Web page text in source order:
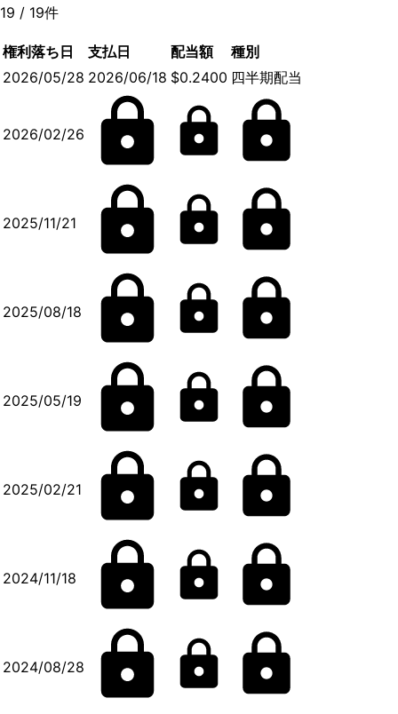
19 / 19件
権利落ち日 支払日 配当額
種別
2026/05/28 2026/06/18 $0.2400 四半期配当
2026/02/26
2025/11/21
2025/08/18
2025/05/19
2025/02/21
2024/11/18
2024/08/28